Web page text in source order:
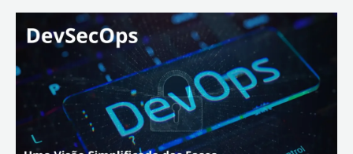
Lance
Rural